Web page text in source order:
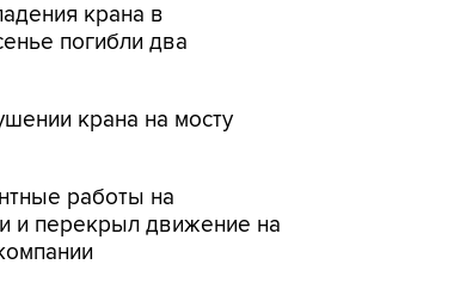
крана в
погибли два
крана на мосту
работы на
и перекрыл движение на